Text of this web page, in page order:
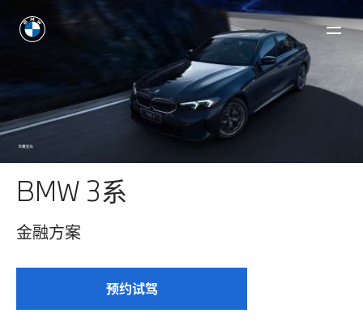
BMW 3系
⾦融⽅案
预约试驾